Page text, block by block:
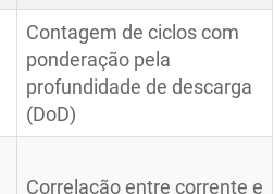
Contagem de ciclos com
ponderação pela
profundidade de descarga
(DoD)
Correlação entre corrente e